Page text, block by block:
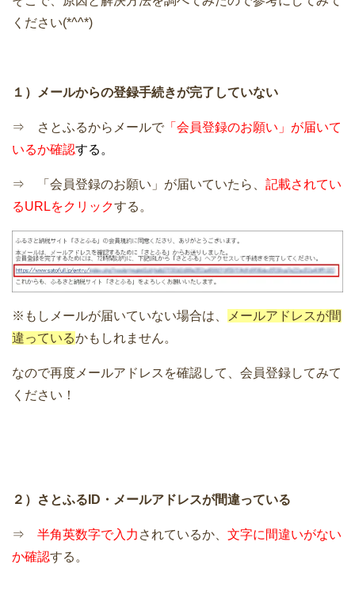
ください(*^^*)
１）メールからの登録手続きが完了していない
⇒ さとふるからメールで 「会員登録のお願い」が届いて
いるか確認する。
⇒ 「会員登録のお願い」が届いていたら、 記載されてい
るURLをクリックする。
※もしメールが届いていない場合は、
メールアドレスが間
違っているかもしれません。
なので再度メールアドレスを確認して、会員登録してみて
ください！
２）さとふるID・メールアドレスが間違っている
⇒ 半角英数字で入力 されているか、 文字に間違いがない
か確認する。